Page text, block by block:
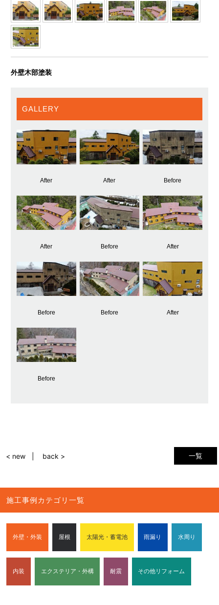
外壁木部塗装
GALLERY
After After Before
After Before After
Before Before After
Before
一覧
< new back >
施工事例カテゴリ一覧
外壁・外装 屋根 太陽光・蓄電池 雨漏り 水周り
内装 エクステリア・外構 耐震 その他リフォーム